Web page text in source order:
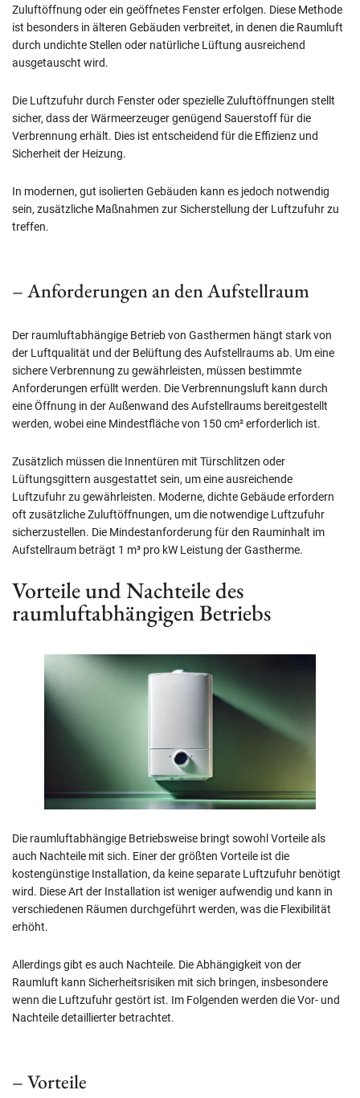
Zuluftöffnung oder ein geöffnetes Fenster erfolgen. Diese Methode
ist besonders in älteren Gebäuden verbreitet, in denen die Raumluft
durch undichte Stellen oder natürliche Lüftung ausreichend
ausgetauscht wird.
Die Luftzufuhr durch Fenster oder spezielle Zuluftöffnungen stellt
sicher, dass der Wärmeerzeuger genügend Sauerstoff für die
Verbrennung erhält. Dies ist entscheidend für die Effizienz und
Sicherheit der Heizung.
In modernen, gut isolierten Gebäuden kann es jedoch notwendig
sein, zusätzliche Maßnahmen zur Sicherstellung der Luftzufuhr zu
treffen.
– Anforderungen an den Aufstellraum
Der raumluftabhängige Betrieb von Gasthermen hängt stark von
der Luftqualität und der Belüftung des Aufstellraums ab. Um eine
sichere Verbrennung zu gewährleisten, müssen bestimmte
Anforderungen erfüllt werden. Die Verbrennungsluft kann durch
eine Öffnung in der Außenwand des Aufstellraums bereitgestellt
werden, wobei eine Mindestfläche von 150 cm² erforderlich ist.
Zusätzlich müssen die Innentüren mit Türschlitzen oder
Lüftungsgittern ausgestattet sein, um eine ausreichende
Luftzufuhr zu gewährleisten. Moderne, dichte Gebäude erfordern
oft zusätzliche Zuluftöffnungen, um die notwendige Luftzufuhr
sicherzustellen. Die Mindestanforderung für den Rauminhalt im
Aufstellraum beträgt 1 m³ pro kW Leistung der Gastherme.
Vorteile und Nachteile des
raumluftabhängigen Betriebs
Die raumluftabhängige Betriebsweise bringt sowohl Vorteile als
auch Nachteile mit sich. Einer der größten Vorteile ist die
kostengünstige Installation, da keine separate Luftzufuhr benötigt
wird. Diese Art der Installation ist weniger aufwendig und kann in
verschiedenen Räumen durchgeführt werden, was die Flexibilität
erhöht.
Allerdings gibt es auch Nachteile. Die Abhängigkeit von der
Raumluft kann Sicherheitsrisiken mit sich bringen, insbesondere
wenn die Luftzufuhr gestört ist. Im Folgenden werden die Vor- und
Nachteile detaillierter betrachtet.
– Vorteile